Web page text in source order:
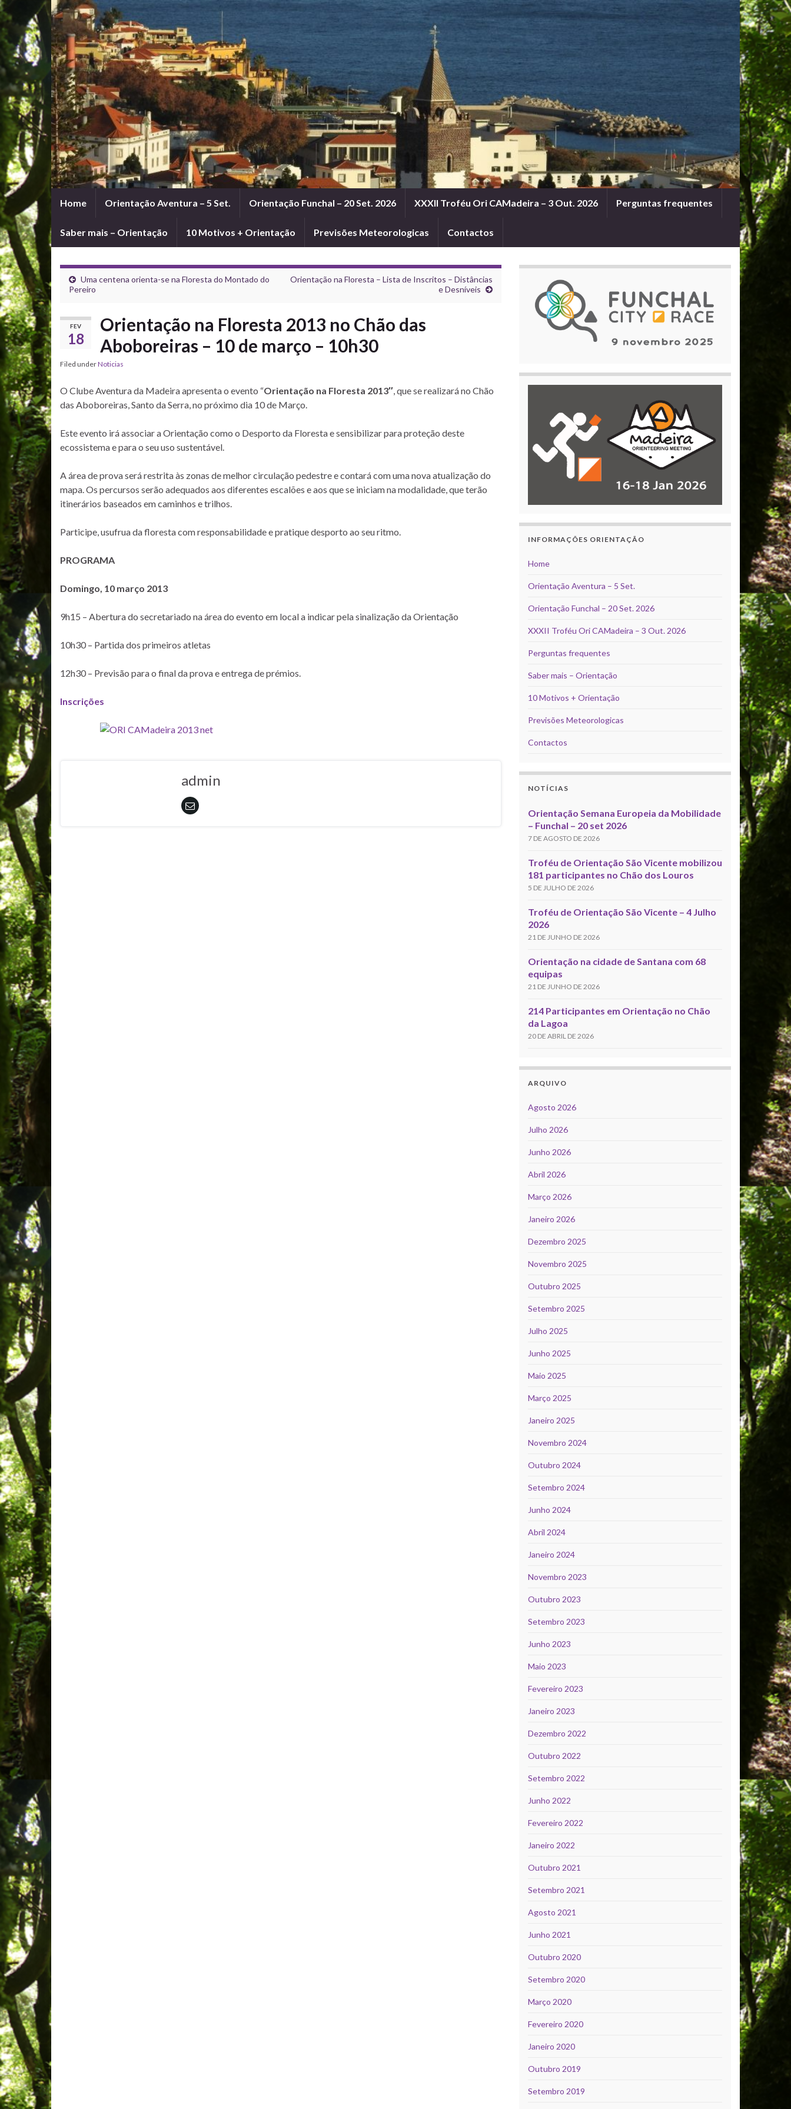
Home Orientação Aventura – 5 Set. Orientação Funchal – 20 Set. 2026 XXXII Troféu Ori CAMadeira – 3 Out. 2026 Perguntas frequentes
Saber mais – Orientação 10 Motivos + Orientação Previsões Meteorologicas Contactos
Uma centena orienta-se na Floresta do Montado do
Pereiro
Orientação na Floresta – Lista de Inscritos – Distâncias
e Desníveis
FEV
18
Orientação na Floresta 2013 no Chão das
Aboboreiras – 10 de março – 10h30
Filed underNoticias
O Clube Aventura da Madeira apresenta o evento “Orientação na Floresta 2013″, que se realizará no Chão
das Aboboreiras, Santo da Serra, no próximo dia 10 de Março.
Este evento irá associar a Orientação como o Desporto da Floresta e sensibilizar para proteção deste
ecossistema e para o seu uso sustentável.
A área de prova será restrita às zonas de melhor circulação pedestre e contará com uma nova atualização do
mapa. Os percursos serão adequados aos diferentes escalões e aos que se iniciam na modalidade, que terão
itinerários baseados em caminhos e trilhos.
Participe, usufrua da floresta com responsabilidade e pratique desporto ao seu ritmo.
PROGRAMA
Domingo, 10 março 2013
9h15 – Abertura do secretariado na área do evento em local a indicar pela sinalização da Orientação
10h30 – Partida dos primeiros atletas
12h30 – Previsão para o final da prova e entrega de prémios.
Inscrições
admin
INFORMAÇÕES ORIENTAÇÃO
Home
Orientação Aventura – 5 Set.
Orientação Funchal – 20 Set. 2026
XXXII Troféu Ori CAMadeira – 3 Out. 2026
Perguntas frequentes
Saber mais – Orientação
10 Motivos + Orientação
Previsões Meteorologicas
Contactos
NOTÍCIAS
Orientação Semana Europeia da Mobilidade
– Funchal – 20 set 2026
7 DE AGOSTO DE 2026
Troféu de Orientação São Vicente mobilizou
181 participantes no Chão dos Louros
5 DE JULHO DE 2026
Troféu de Orientação São Vicente – 4 Julho
2026
21 DE JUNHO DE 2026
Orientação na cidade de Santana com 68
equipas
21 DE JUNHO DE 2026
214 Participantes em Orientação no Chão
da Lagoa
20 DE ABRIL DE 2026
ARQUIVO
Agosto 2026
Julho 2026
Junho 2026
Abril 2026
Março 2026
Janeiro 2026
Dezembro 2025
Novembro 2025
Outubro 2025
Setembro 2025
Julho 2025
Junho 2025
Maio 2025
Março 2025
Janeiro 2025
Novembro 2024
Outubro 2024
Setembro 2024
Junho 2024
Abril 2024
Janeiro 2024
Novembro 2023
Outubro 2023
Setembro 2023
Junho 2023
Maio 2023
Fevereiro 2023
Janeiro 2023
Dezembro 2022
Outubro 2022
Setembro 2022
Junho 2022
Fevereiro 2022
Janeiro 2022
Outubro 2021
Setembro 2021
Agosto 2021
Junho 2021
Outubro 2020
Setembro 2020
Março 2020
Fevereiro 2020
Janeiro 2020
Outubro 2019
Setembro 2019